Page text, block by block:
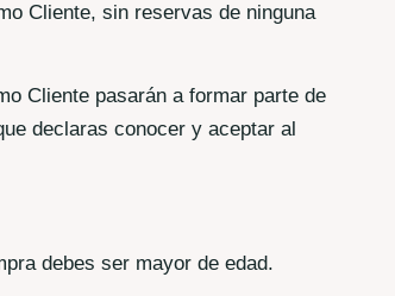
Cliente, sin reservas de ninguna
Cliente pasarán a formar parte de
declaras conocer y aceptar al
debes ser mayor de edad.